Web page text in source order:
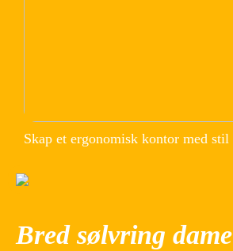
Skap et ergonomisk kontor med stil
Bred sølvring dame